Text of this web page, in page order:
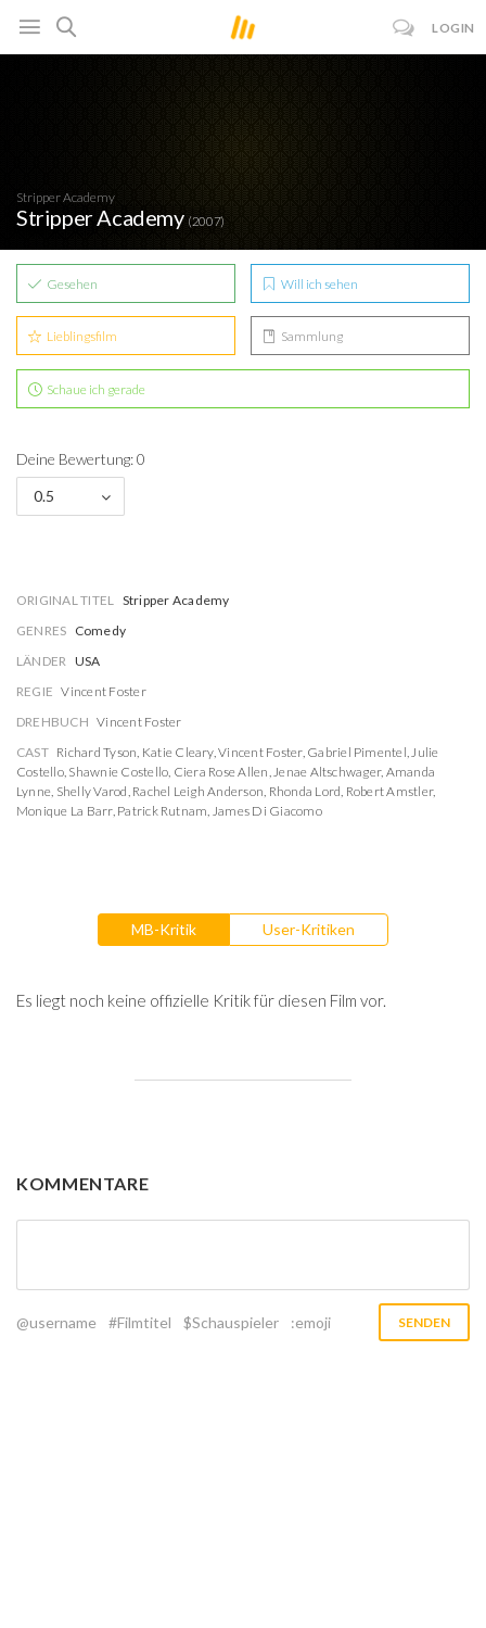
LOGIN
Stripper Academy
Stripper Academy (2007)
Gesehen Will ich sehen
Lieblingsfilm Sammlung
Schaue ich gerade
Deine Bewertung: 0
0.5
ORIGINAL TITEL Stripper Academy
GENRES Comedy
LÄNDER USA
REGIE Vincent Foster
DREHBUCH Vincent Foster
CAST Richard Tyson, Katie Cleary,Vincent Foster, Gabriel Pimentel,Julie
Costello, Shawnie Costello, Ciera Rose Allen,Jenae Altschwager, Amanda
Lynne, Shelly Varod, Rachel Leigh Anderson, Rhonda Lord, Robert Amstler,
Monique La Barr, Patrick Rutnam, James Di Giacomo
MB-Kritik User-Kritiken
Es liegt noch keine offizielle Kritik für diesen Film vor.
KOMMENTARE
@username #Filmtitel $Schauspieler :emoji